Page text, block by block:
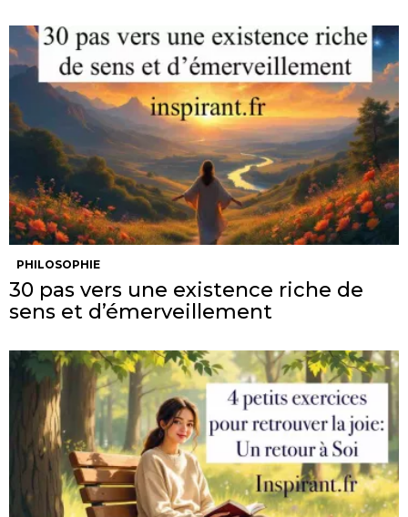
PHILOSOPHIE
30 pas vers une existence riche de
sens et d’émerveillement